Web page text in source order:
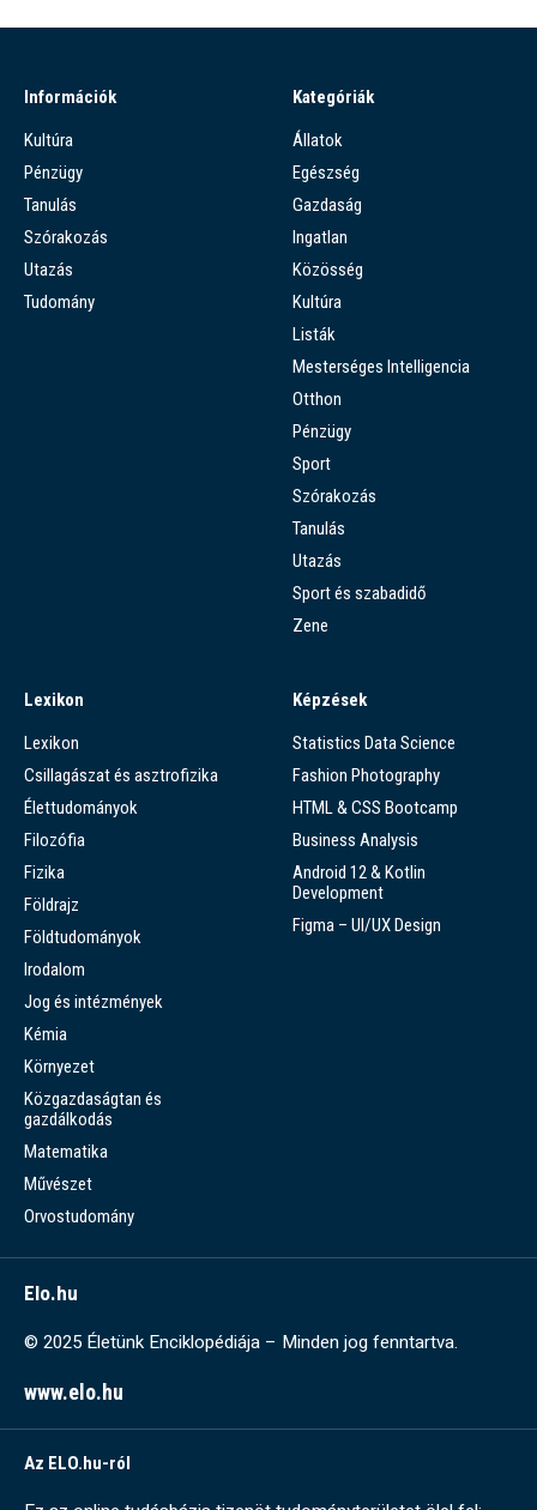
Információk
Kultúra
Pénzügy
Tanulás
Szórakozás
Utazás
Tudomány
Kategóriák
Állatok
Egészség
Gazdaság
Ingatlan
Közösség
Kultúra
Listák
Mesterséges Intelligencia
Otthon
Pénzügy
Sport
Szórakozás
Tanulás
Utazás
Sport és szabadidő
Zene
Lexikon
Lexikon
Csillagászat és asztrofizika
Élettudományok
Filozófia
Fizika
Földrajz
Földtudományok
Irodalom
Jog és intézmények
Kémia
Környezet
Közgazdaságtan és
gazdálkodás
Matematika
Művészet
Orvostudomány
Képzések
Statistics Data Science
Fashion Photography
HTML & CSS Bootcamp
Business Analysis
Android 12 & Kotlin
Development
Figma – UI/UX Design
Elo.hu
© 2025 Életünk Enciklopédiája – Minden jog fenntartva.
www.elo.hu
Az ELO.hu-ról